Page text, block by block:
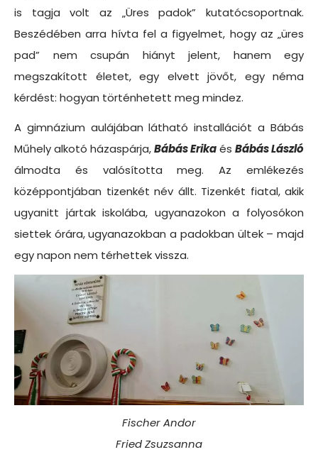
is tagja volt az „Üres padok” kutatócsoportnak.
Beszédében arra hívta fel a figyelmet, hogy az „üres
pad” nem csupán hiányt jelent, hanem egy
megszakított életet, egy elvett jövőt, egy néma
kérdést: hogyan történhetett meg mindez.
A gimnázium aulájában látható installációt a Bábás
Műhely alkotó házaspárja,Bábás Erikaés Bábás László
álmodta és valósította meg. Az emlékezés
középpontjában tizenkét név állt. Tizenkét fiatal, akik
ugyanitt jártak iskolába, ugyanazokon a folyosókon
siettek órára, ugyanazokban a padokban ültek – majd
egy napon nem térhettek vissza.
Fischer Andor
Fried Zsuzsanna